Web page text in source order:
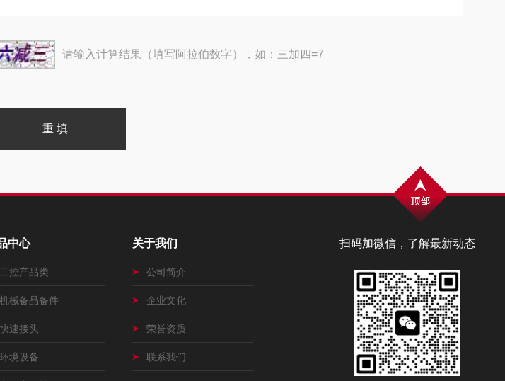
请输入计算结果（填写阿拉伯数字），如：三加四=7
扫码加微信，了解最新动态
中心
工控产品类
机械备品备件
快速接头
环境设备
关于我们
公司简介
企业文化
荣誉资质
联系我们